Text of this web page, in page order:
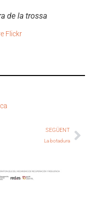
de la trossa
Flickr
SEGÜENT
La botadura